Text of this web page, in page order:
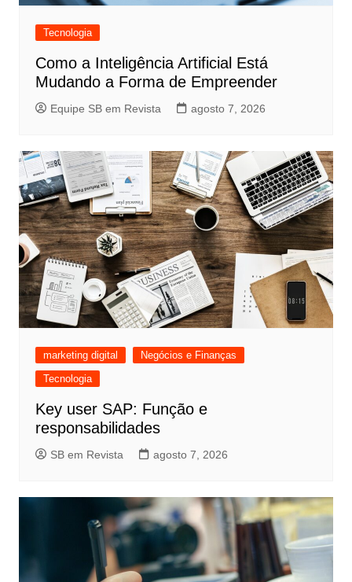
Tecnologia
Como a Inteligência Artificial Está
Mudando a Forma de Empreender
Equipe SB em Revista agosto 7, 2026
marketing digital
Negócios e Finanças
Tecnologia
Key user SAP: Função e
responsabilidades
SB em Revista agosto 7, 2026